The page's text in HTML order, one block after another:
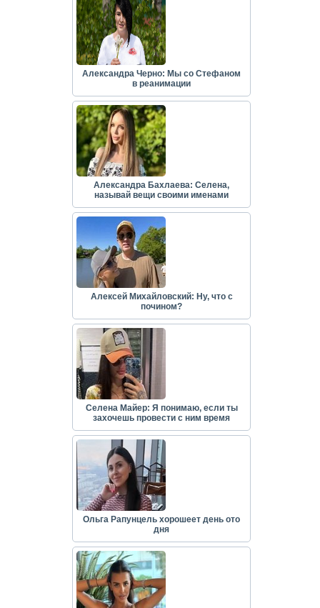
Александра Черно: Мы со Стефаном
в реанимации
Александра Бахлаева: Селена,
называй вещи своими именами
Алексей Михайловский: Ну, что с
почином?
Селена Майер: Я понимаю, если ты
захочешь провести с ним время
Ольга Рапунцель хорошеет день ото
дня